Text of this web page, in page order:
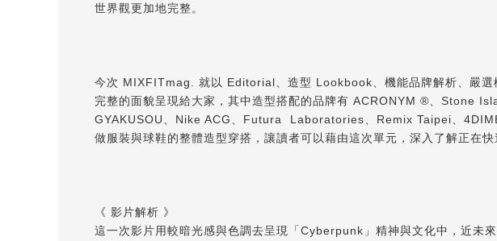
世界觀更加地完整。
今次 MIXFITmag. 就以 Editorial、造型 Lookbook、機能品牌解析、嚴選
完整的面貌呈現給大家，其中造型搭配的品牌有 ACRONYM ®、Stone
GYAKUSOU、Nike ACG、Futura Laboratories、Remix Taipei、
做服裝與球鞋的整體造型穿搭，讓讀者可以藉由這次單元，深入了解正在快
《 影片解析 》
這一次影片用較暗光感與色調去呈現「Cyberpunk」精神與文化中，近未